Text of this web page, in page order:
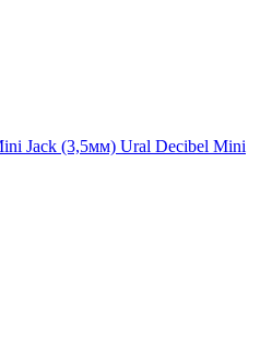
Jack (3,5мм) Ural Decibel Mini